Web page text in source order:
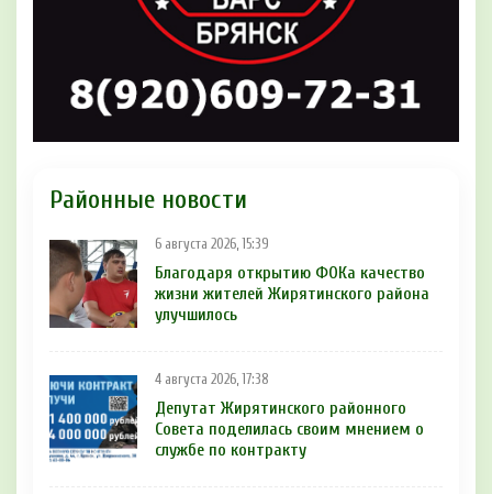
Районные новости
6 августа 2026, 15:39
Благодаря открытию ФОКа качество
жизни жителей Жирятинского района
улучшилось
4 августа 2026, 17:38
Депутат Жирятинского районного
Совета поделилась своим мнением о
службе по контракту